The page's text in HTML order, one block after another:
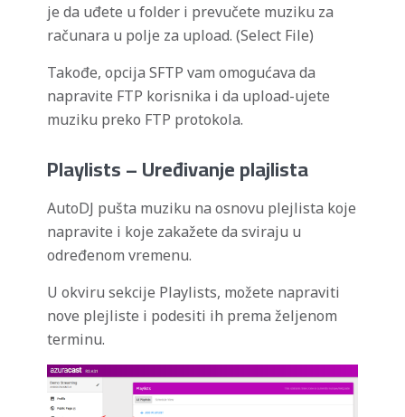
je da uđete u folder i prevučete muziku za
računara u polje za upload. (Select File)
Takođe, opcija SFTP vam omogućava da
napravite FTP korisnika i da upload-ujete
muziku preko FTP protokola.
Playlists – Uređivanje plajlista
AutoDJ pušta muziku na osnovu plejlista koje
napravite i koje zakažete da sviraju u
određenom vremenu.
U okviru sekcije Playlists, možete napraviti
nove plejliste i podesiti ih prema željenom
terminu.